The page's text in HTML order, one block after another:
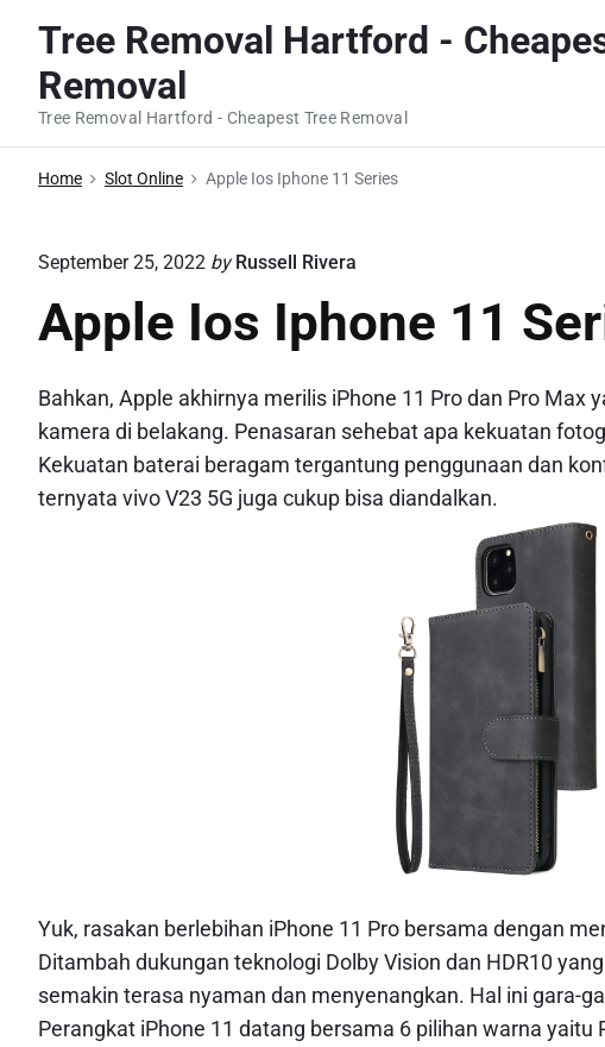
t
Tree Removal Hartford -
Removal
Tree Removal Hartford - Cheapest Tree Removal
Home Slot Online Apple Ios Iphone 11 Series
September 25, 2022 by Russell Rivera
Apple Ios Iphone 11
Bahkan, Apple akhirnya merilis iPhone 11 Pro dan Pro
kamera di belakang. Penasaran sehebat apa kekuatan
Kekuatan baterai beragam tergantung penggunaan dan
ternyata vivo V23 5G juga cukup bisa diandalkan.
Yuk, rasakan berlebihan iPhone 11 Pro bersama dengan
Ditambah dukungan teknologi Dolby Vision dan HDR10
semakin terasa nyaman dan menyenangkan. Hal ini gara-
Perangkat iPhone 11 datang bersama 6 pilihan warna yaitu